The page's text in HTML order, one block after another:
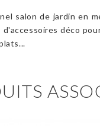
salon de jardin en
d'accessoires déco